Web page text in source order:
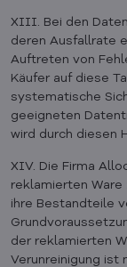
XIII. Bei den
deren Ausfallrate
Auftreten von
Käufer auf diese
systematische
geeigneten
wird durch diesen
XIV. Die Firma
reklamierten Ware
ihre Bestandteile
der reklamierten
Verunreinigung ist